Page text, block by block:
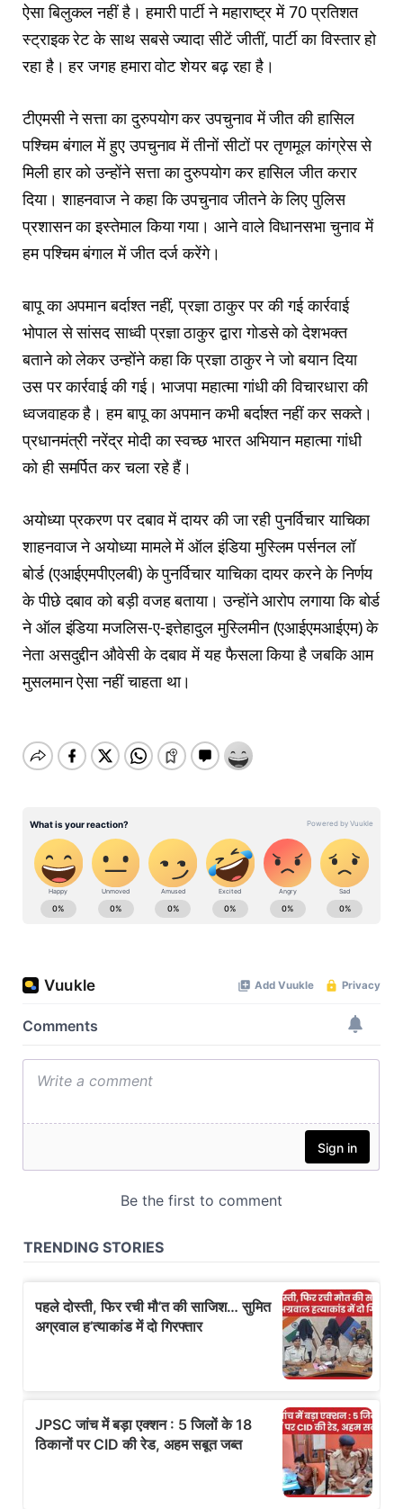
ऐसा बिलुकल नहीं है। हमारी पार्टी ने महाराष्ट्र में 70 प्रतिशत
स्ट्राइक रेट के साथ सबसे ज्यादा सीटें जीतीं, पार्टी का विस्तार हो
रहा है। हर जगह हमारा वोट शेयर बढ़ रहा है।
टीएमसी ने सत्ता का दुरुपयोग कर उपचुनाव में जीत की हासिल
पश्चिम बंगाल में हुए उपचुनाव में तीनों सीटों पर तृणमूल कांग्रेस से
मिली हार को उन्होंने सत्ता का दुरुपयोग कर हासिल जीत करार
दिया। शाहनवाज ने कहा कि उपचुनाव जीतने के लिए पुलिस
प्रशासन का इस्तेमाल किया गया। आने वाले विधानसभा चुनाव में
हम पश्चिम बंगाल में जीत दर्ज करेंगे।
बापू का अपमान बर्दाश्त नहीं, प्रज्ञा ठाकुर पर की गई कार्रवाई
भोपाल से सांसद साध्वी प्रज्ञा ठाकुर द्वारा गोडसे को देशभक्त
बताने को लेकर उन्होंने कहा कि प्रज्ञा ठाकुर ने जो बयान दिया
उस पर कार्रवाई की गई। भाजपा महात्मा गांधी की विचारधारा की
ध्वजवाहक है। हम बापू का अपमान कभी बर्दाश्त नहीं कर सकते।
प्रधानमंत्री नरेंद्र मोदी का स्वच्छ भारत अभियान महात्मा गांधी
को ही समर्पित कर चला रहे हैं।
अयोध्या प्रकरण पर दबाव में दायर की जा रही पुनर्विचार याचिका
शाहनवाज ने अयोध्या मामले में ऑल इंडिया मुस्लिम पर्सनल लॉ
बोर्ड (एआईएमपीएलबी) ​के पुनर्विचार याचिका दायर करने के निर्णय
के पीछे दबाव को बड़ी वजह बताया। उन्होंने आरोप लगाया कि बोर्ड
ने ऑल इंडिया मजलिस-ए-इत्तेहादुल मुस्लिमीन (एआईएमआईएम) के
नेता असदुद्दीन औवेसी के दबाव में यह फैसला किया है जबकि आम
मुसलमान ऐसा नहीं चाहता था।